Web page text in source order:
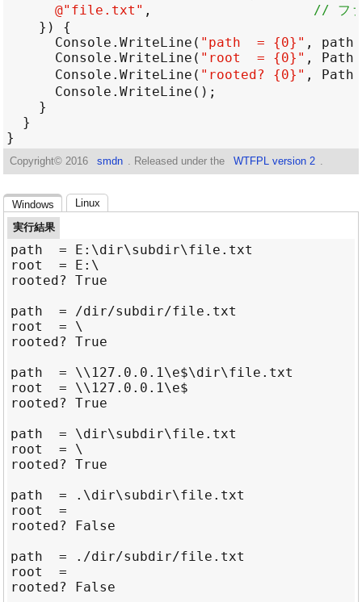
@"file.txt" , // ファ
Console . WriteLine ( "path  = {0}" , path
Console . WriteLine ( "root  = {0}" , Path
Console . WriteLine ( "rooted? {0}" , Path
Console . WriteLine
Copyright© 2016 smdn . Released under the WTFPL version 2 .
Windows Linux
実行結果
path  = E:\dir\subdir\file.txt
root  = E:\
rooted? True
path  = /dir/subdir/file.txt
root  = \
rooted? True
path  = \\127.0.0.1\e$\dir\file.txt
root  = \\127.0.0.1\e$
rooted? True
path  = \dir\subdir\file.txt
root  = \
rooted? True
path  = .\dir\subdir\file.txt
root  =
rooted? False
path  = ./dir/subdir/file.txt
root  =
rooted? False